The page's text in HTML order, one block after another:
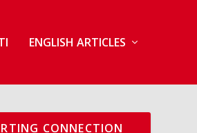
ENGLISH ARTICLES
CONNECTION